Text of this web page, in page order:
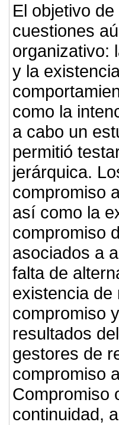
El objetivo
cuestiones
organizativo:
y la
como la
a cabo un
permitió
jerárquica.
compromiso
así como la
compromiso
asociados a
falta de
existencia de
compromiso
resultados
gestores de
compromiso
Compromiso
continuidad,